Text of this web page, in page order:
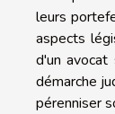
leurs
aspects
d'un avocat
démarche
pérenniser